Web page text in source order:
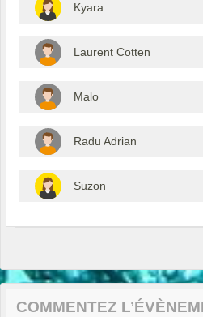
Kyara
Laurent Cotten
Malo
Radu Adrian
Suzon
COMMENTEZ